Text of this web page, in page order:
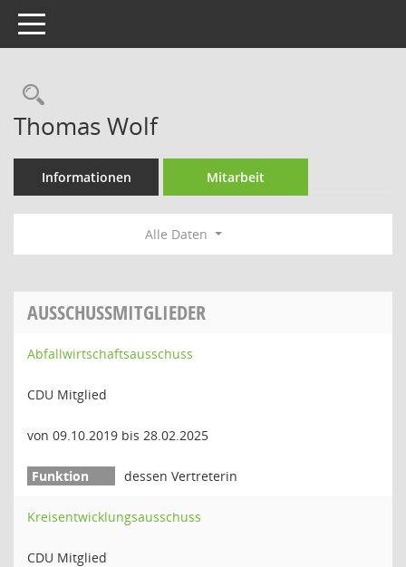
Toggle navigation
Rechercheauswahl
Thomas Wolf
Informationen Mitarbeit
Alle Daten
AUSSCHUSSMITGLIEDER
Abfallwirtschaftsausschuss
CDU Mitglied
von 09.10.2019 bis 28.02.2025
dessen Vertreterin
Kreisentwicklungsausschuss
CDU Mitglied